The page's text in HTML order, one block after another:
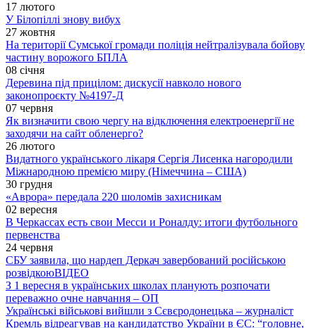
17 лютого
У Білопіллі знову вибух
27 жовтня
На території Сумської громади поліція нейтралізувала бойову
частину ворожого БПЛА
08 січня
Деревина під прицілом: дискусії навколо нового
законопроєкту №4197-Д
07 червня
Як визначити свою чергу на відключення електроенергії не
заходячи на сайт обленерго?
26 лютого
Видатного українського лікаря Сергія Лисенка нагородили
Міжнародною премією миру (Німеччина – США)
30 грудня
«Аврора» передала 220 шоломів захисникам
02 вересня
В Черкассах есть свои Месси и Роналду: итоги футбольного
первенства
24 червня
СБУ заявила, що нардеп Деркач завербований російською
розвідкоюВІДЕО
З 1 вересня в українських школах планують розпочати
переважно очне навчання – ОП
Українські військові вийшли з Сєвєродонецька – журналіст
Кремль відреагував на кандидатство України в ЄС: “головне,